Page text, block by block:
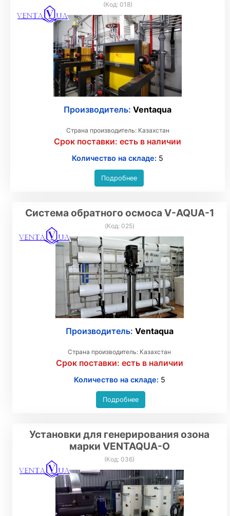
(Код: 018)
Производитель: Ventaqua
Страна производитель: Казахстан
Срок поставки: есть в наличии
Количество на складе: 5
Подробнее
Система обратного осмоса V-AQUA-1
(Код: 025)
Производитель: Ventaqua
Страна производитель: Казахстан
Срок поставки: есть в наличии
Количество на складе: 5
Подробнее
Установки для генерирования озона
марки VENTAQUA-О
(Код:036)